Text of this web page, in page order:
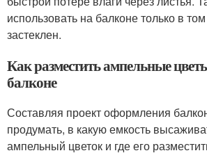
использовать на балконе только в
застеклен.
Как разместить ампельные
балконе
Составляя проект оформления
продумать, в какую емкость
ампельный цветок и где его